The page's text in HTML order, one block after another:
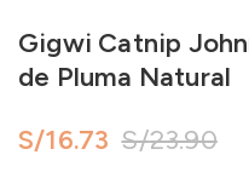
Gigwi Catnip
de Pluma Natural
S/23.90
S/16.73